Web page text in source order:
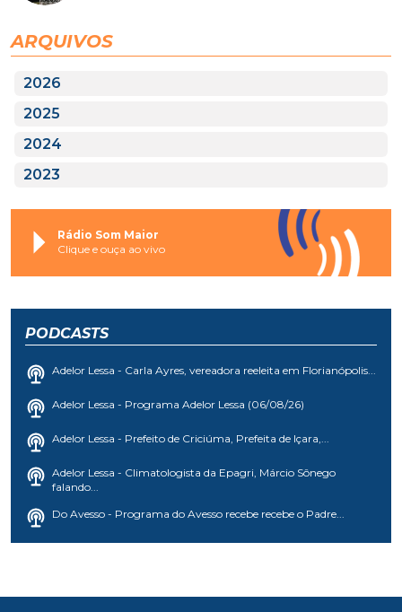
ARQUIVOS
2026
2025
2024
2023
Rádio Som Maior
Clique e ouça ao vivo
PODCASTS
Adelor Lessa - Carla Ayres, vereadora reeleita em Florianópolis...
Adelor Lessa - Programa Adelor Lessa (06/08/26)
Adelor Lessa - Prefeito de Criciúma, Prefeita de Içara,...
Adelor Lessa - Climatologista da Epagri, Márcio Sônego
falando...
Do Avesso - Programa do Avesso recebe recebe o Padre...